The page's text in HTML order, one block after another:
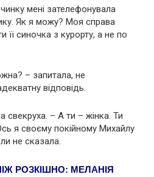
мені зателефонувала
Як я можу? Моя справа
її синочка з курорту, а не по
– запитала, не
відповідь.
свекруха. – А ти – жінка. Ти
я своєму пoкiйному Михайлу
не сказала.
РOЗКІШНО: МЕЛАНІЯ